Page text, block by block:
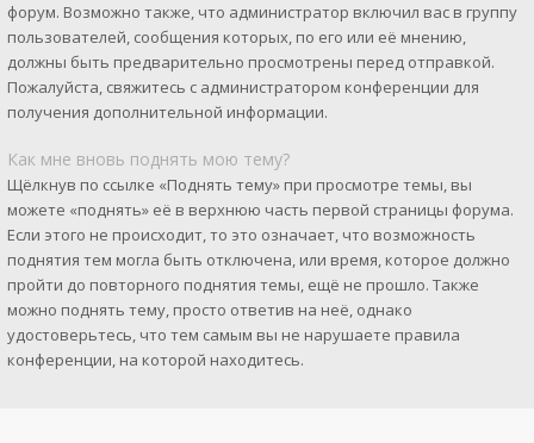
форум. Возможно также, что администратор включил вас в группу
пользователей, сообщения которых, по его или её мнению,
должны быть предварительно просмотрены перед отправкой.
Пожалуйста, свяжитесь с администратором конференции для
получения дополнительной информации.
Как мне вновь поднять мою тему?
Щёлкнув по ссылке «Поднять тему» при просмотре темы, вы
можете «поднять» её в верхнюю часть первой страницы форума.
Если этого не происходит, то это означает, что возможность
поднятия тем могла быть отключена, или время, которое должно
пройти до повторного поднятия темы, ещё не прошло. Также
можно поднять тему, просто ответив на неё, однако
удостоверьтесь, что тем самым вы не нарушаете правила
конференции, на которой находитесь.